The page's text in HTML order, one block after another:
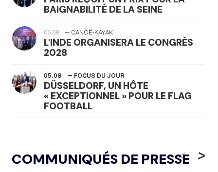
BAIGNABILITÉ DE LA SEINE
06.08 — CANOË-KAYAK
L'INDE ORGANISERA LE CONGRÈS
2028
05.08 — FOCUS DU JOUR
DÜSSELDORF, UN HÔTE
« EXCEPTIONNEL » POUR LE FLAG
FOOTBALL
LE RÊVE DE VOIR LA LUGE ALPINE
AUX JO « N'EST PAS FINI »
COMMUNIQUÉS DE PRESSE
< >